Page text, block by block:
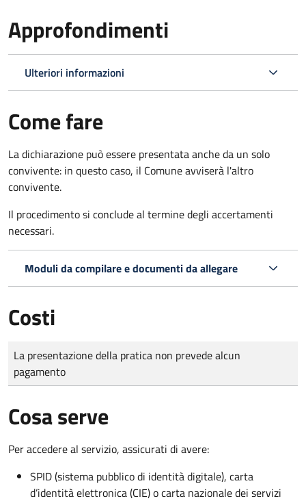
Approfondimenti
Ulteriori informazioni
Come fare
La dichiarazione può essere presentata anche da un solo
convivente: in questo caso, il Comune avviserà l'altro
convivente.
Il procedimento si conclude al termine degli accertamenti
necessari.
Moduli da compilare e documenti da allegare
Costi
Tipo di pagamento
Importo
La presentazione della pratica non prevede alcun
pagamento
Cosa serve
Per accedere al servizio, assicurati di avere:
SPID (sistema pubblico di identità digitale), carta
d’identità elettronica (CIE) o carta nazionale dei servizi